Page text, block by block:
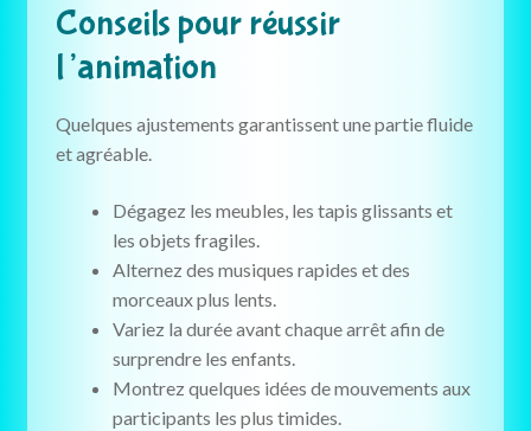
Conseils pour réussir
l’animation
Quelques ajustements garantissent une partie fluide
et agréable.
Dégagez les meubles, les tapis glissants et
les objets fragiles.
Alternez des musiques rapides et des
morceaux plus lents.
Variez la durée avant chaque arrêt afin de
surprendre les enfants.
Montrez quelques idées de mouvements aux
participants les plus timides.